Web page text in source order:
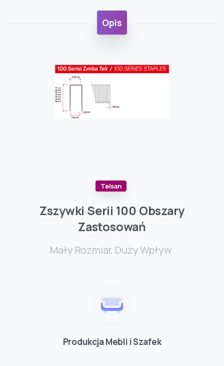
Opis
Telsan
Zszywki Serii 100 Obszary
Zastosowań
Mały Rozmiar, Duży Wpływ
Produkcja Mebli i Szafek